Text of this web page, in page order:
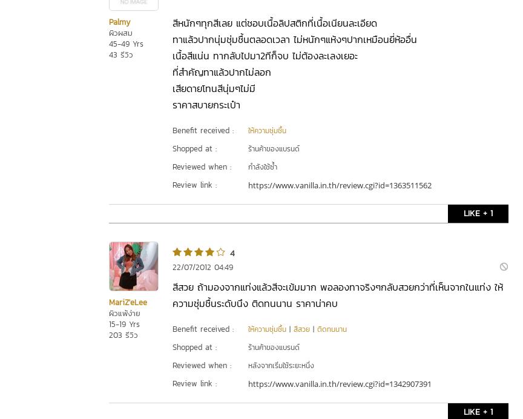
Palmy
ผิวผสม
45-49 Yrs
43 รีวิว
สีหนักๆทุกสีเลย แต่ชอบเนื้อลิปสติกที่เนื้อเนียนละเอียด
ทาแล้วปากนุ่มชุ่มชื้นตลอดเวลา ไม่หนักๆแห้งๆปากเหมือนยี่ห้ออื่น
เนื้อสีแน่น ทากลับไปมา2ทีก็จบ ไม่ต้องละเลงเยอะ
ที่สำคัญทาแล้วปากไม่ลอก
เสียดายโทนสีนุ่มๆไม่มี
ราคาสบายกระเป๋า
Benefit received : ให้ความชุ่มชื้น
Shopped at : ร้านค้าของแบรนด์
Reviewed when : กำลังใช้ซ้ำ
Review link : https://www.vanilla.in.th/review.cgi?id=1363511562
LIKE + 1
MariZ'eLee
ผิวแพ้ง่าย
15-19 Yrs
203 รีวิว
4
22/07/2012 04:49
สีสวย ถ้ามองจากแท่งแล้วสีจะเข้มมาก พอลองทาจริงๆกลับสวยกว่าที่เห็นจากในแท่ง ให้
ความชุ่มชื้นระดับนึง ติดทนนาน ราคาน่าคบ
Benefit received : ให้ความชุ่มชื้น | สีสวย | ติดทนนาน
Shopped at : ร้านค้าของแบรนด์
Reviewed when : หลังจากเริ่มใช้ระยะหนึ่ง
Review link : https://www.vanilla.in.th/review.cgi?id=1342907391
LIKE + 1